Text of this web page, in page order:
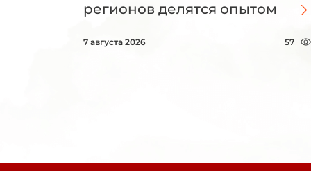
регионов делятся опытом
7 августа 2026 57